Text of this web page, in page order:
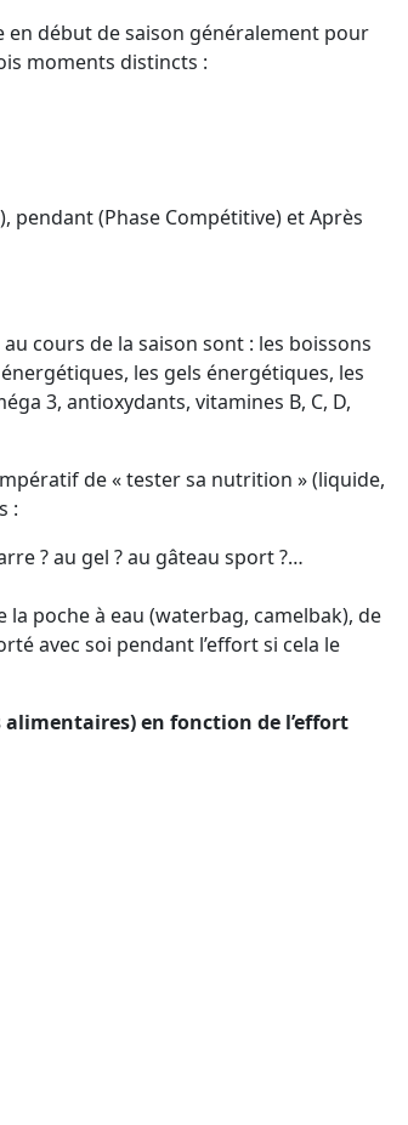
en début de saison généralement pour
moments distincts :
pendant (Phase Compétitive) et Après
cours de la saison sont : les boissons
les gels énergétiques, les
3, antioxydants, vitamines B, C, D,
de « tester sa nutrition » (liquide,
:
? au gel ? au gâteau sport ?…
la poche à eau (waterbag, camelbak), de
avec soi pendant l’effort si cela le
en fonction de l’effort